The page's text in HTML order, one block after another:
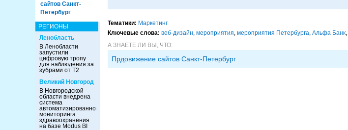
сайтов Санкт-
Петербург
РЕГИОНЫ
Ленобласть
В Ленобласти
запустили
цифровую тропу
для наблюдения за
зубрами от Т2
Великий Новгород
В Новгородской
области внедрена
система
автоматизированного
мониторинга
здравоохранения
на базе Modus BI
Тематики: Маркетинг
Ключевые слова: веб-дизайн, мероприятия, мероприятия Петербурга, Альфа Банк,
А ЗНАЕТЕ ЛИ ВЫ, ЧТО:
Прдовижение сайтов Санкт-Петербург